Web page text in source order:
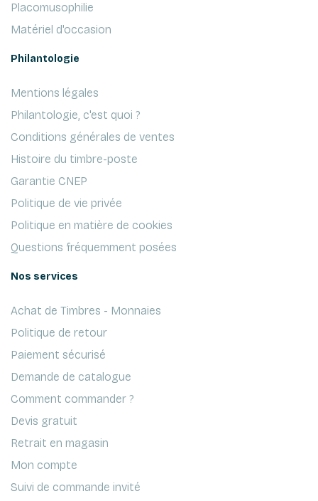
Placomusophilie
Matériel d'occasion
Philantologie
Mentions légales
Philantologie, c'est quoi ?
Conditions générales de ventes
Histoire du timbre-poste
Garantie CNEP
Politique de vie privée
Politique en matière de cookies
Questions fréquemment posées
Nos services
Achat de Timbres - Monnaies
Politique de retour
Paiement sécurisé
Demande de catalogue
Comment commander ?
Devis gratuit
Retrait en magasin
Mon compte
Suivi de commande invité